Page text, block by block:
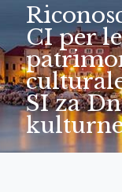
CI per
SI za